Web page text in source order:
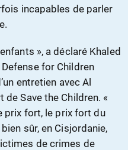
incapables de parler
», a déclaré Khaled
for Children
entretien avec Al
Save the Children. «
prix fort, le prix fort du
sûr, en Cisjordanie,
de crimes de